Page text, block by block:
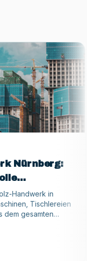
Nürnberg:
Handwerk in
Tischlereien
gesamten